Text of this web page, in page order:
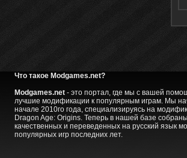
Что такое Modgames.net?
Modgames.net- это портал, где мы с вашей
лучшие модификации к популярным играм. Мы
начале 2010го года, специализируясь на
Dragon Age: Origins. Теперь в нашей базе
качественных и переведенных на русский язык
популярных игр последних лет.